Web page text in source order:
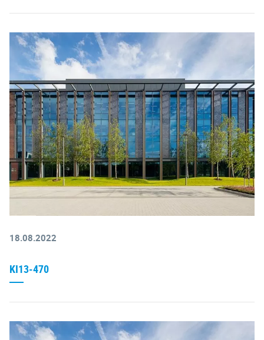
18.08.2022
KI13-470